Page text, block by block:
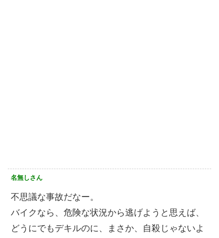
名無しさん
不思議な事故だなー。
バイクなら、危険な状況から逃げようと思えば、
どうにでもデキルのに、まさか、自殺じゃないよ